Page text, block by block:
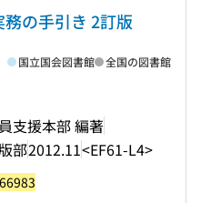
の手引き 2訂版
支援本部 編著
部2012.11<EF61-L4>
国立国会図書館 全国の図書館